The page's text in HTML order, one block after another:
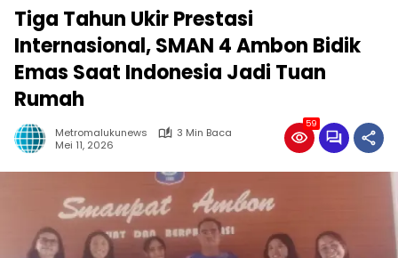
Tiga Tahun Ukir Prestasi
Internasional, SMAN 4 Ambon Bidik
Emas Saat Indonesia Jadi Tuan
Rumah
Metromalukunews
3 Min Baca
Mei 11, 2026
59